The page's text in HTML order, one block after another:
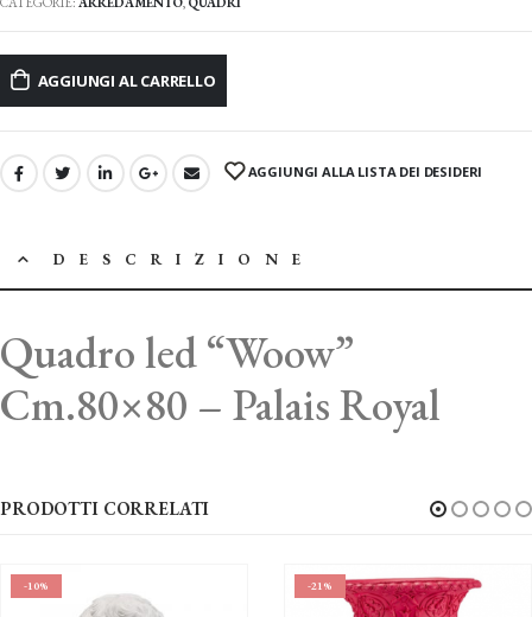
AGGIUNGI AL CARRELLO
AGGIUNGI ALLA LISTA DEI DESIDERI
DESCRIZIONE
Quadro led “Woow”
Cm.80×80 – Palais Royal
PRODOTTI CORRELATI